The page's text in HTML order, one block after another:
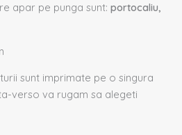
apar pe punga sunt: portocaliu,
sunt imprimate pe o singura
verso va rugam sa alegeti